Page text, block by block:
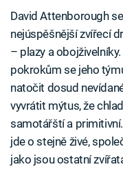
David Attenborough
nejúspěšnější zvířecí
– plazy a
pokrokům se jeho
natočit dosud
vyvrátit mýtus, že
samotářští a
jde o stejně živé,
jako jsou ostatní